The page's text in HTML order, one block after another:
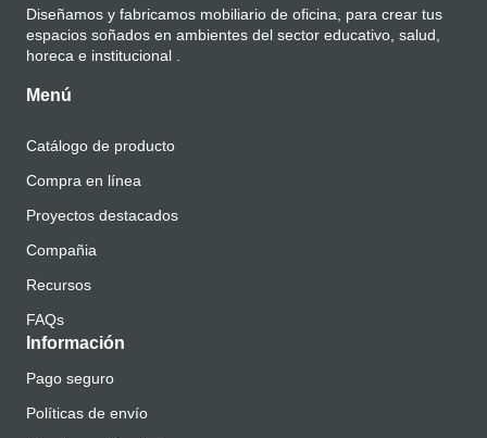
Diseñamos y fabricamos mobiliario de oficina, para crear tus
espacios soñados en ambientes del sector educativo, salud,
horeca e institucional .
Menú
Catálogo de producto
Compra en línea
Proyectos destacados
Compañia
Recursos
FAQs
Información
Pago seguro
Políticas de envío